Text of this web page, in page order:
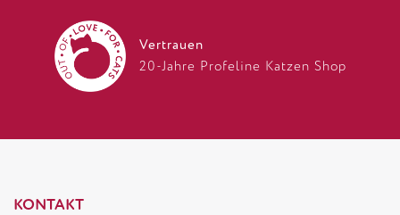
Vertrauen
20-Jahre Profeline Katzen Shop
KONTAKT